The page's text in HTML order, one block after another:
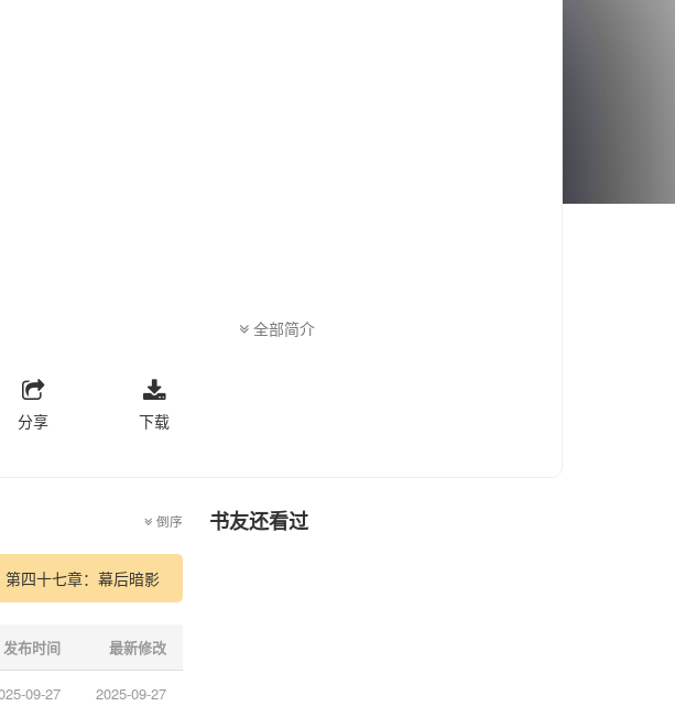
全部简介
分享 下载
倒序
第四十七章：幕后暗影
发布时间 最新修改
09-27 2025-09-27
书友还看过